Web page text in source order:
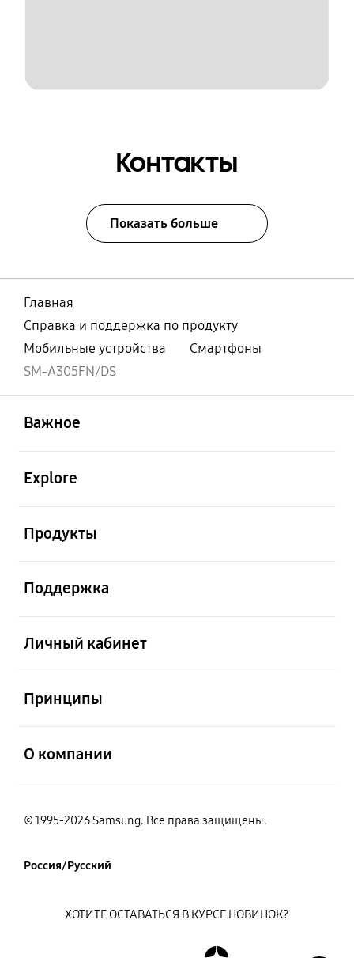
Контакты
Показать больше
Главная
Справка и поддержка по продукту
Мобильные устройства
Смартфоны
SM-A305FN/DS
Важное
Explore
Продукты
Поддержка
Личный кабинет
Принципы
О компании
© 1995-2026 Samsung. Все права защищены.
Россия/Русский
ХОТИТЕ ОСТАВАТЬСЯ В КУРСЕ НОВИНОК?